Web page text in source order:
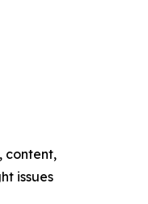
content,
issues